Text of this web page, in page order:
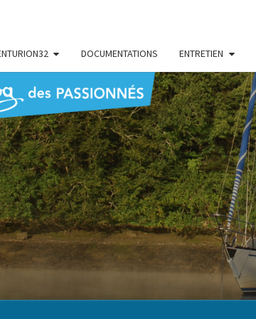
DOCUMENTATIONS ENTRETIEN